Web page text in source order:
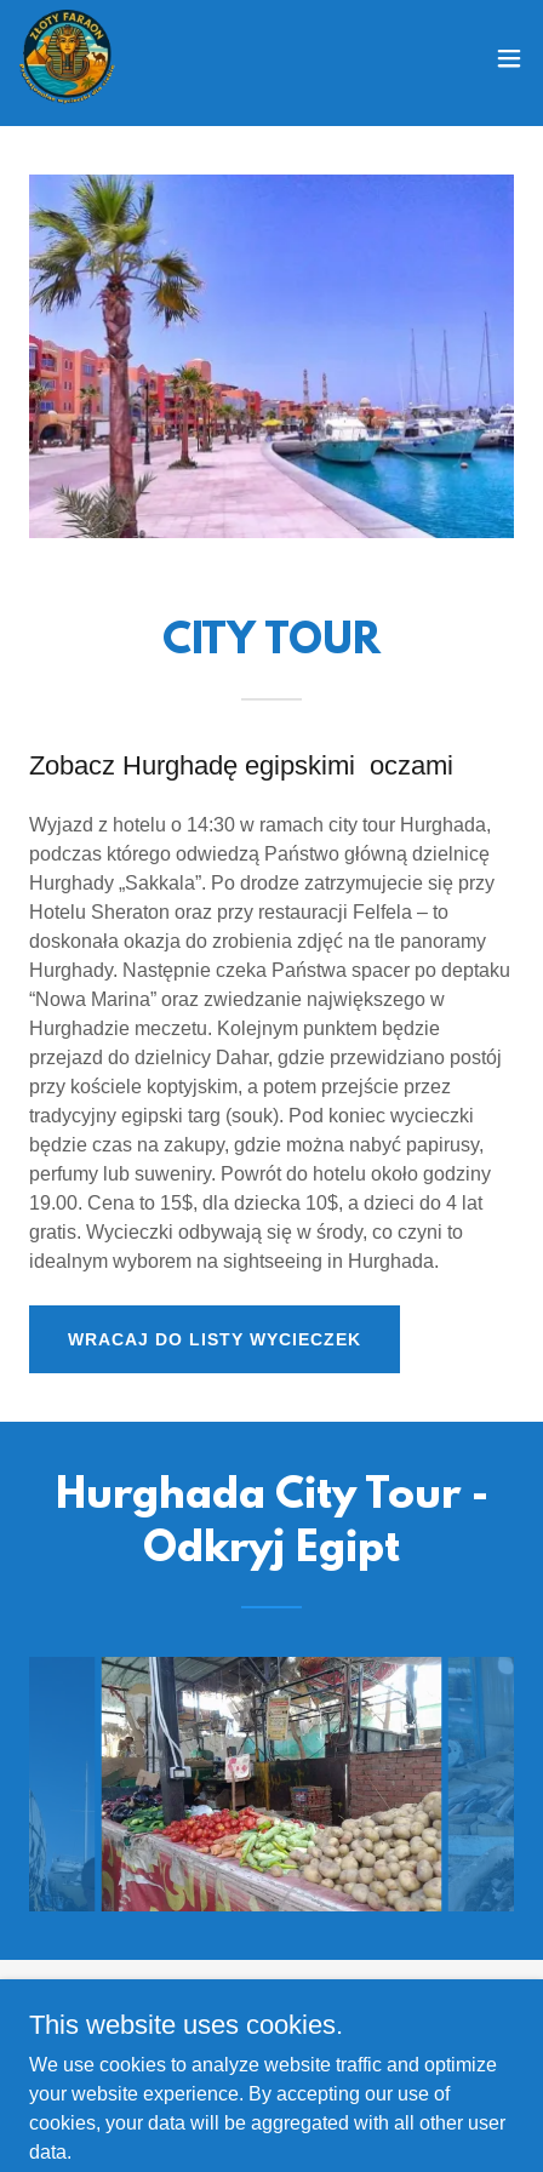
CITY TOUR
Zobacz Hurghadę egipskimi oczami
Wyjazd z hotelu o 14:30 w ramach city tour Hurghada,
podczas którego odwiedzą Państwo główną dzielnicę
Hurghady „Sakkala”. Po drodze zatrzymujecie się przy
Hotelu Sheraton oraz przy restauracji Felfela – to
doskonała okazja do zrobienia zdjęć na tle panoramy
Hurghady. Następnie czeka Państwa spacer po deptaku
“Nowa Marina” oraz zwiedzanie największego w
Hurghadzie meczetu. Kolejnym punktem będzie
przejazd do dzielnicy Dahar, gdzie przewidziano postój
przy kościele koptyjskim, a potem przejście przez
tradycyjny egipski targ (souk). Pod koniec wycieczki
będzie czas na zakupy, gdzie można nabyć papirusy,
perfumy lub suweniry. Powrót do hotelu około godziny
19.00. Cena to 15$, dla dziecka 10$, a dzieci do 4 lat
gratis. Wycieczki odbywają się w środy, co czyni to
idealnym wyborem na sightseeing in Hurghada.
WRACAJ DO LISTY WYCIECZEK
Hurghada City Tour -
Odkryj Egipt
Copyright © 2020 Złoty Faraon -wycieczki fakultatywne W
Powered by
This website uses cookies.
We use cookies to analyze website traffic and optimize
your website experience. By accepting our use of
cookies, your data will be aggregated with all other user
data.